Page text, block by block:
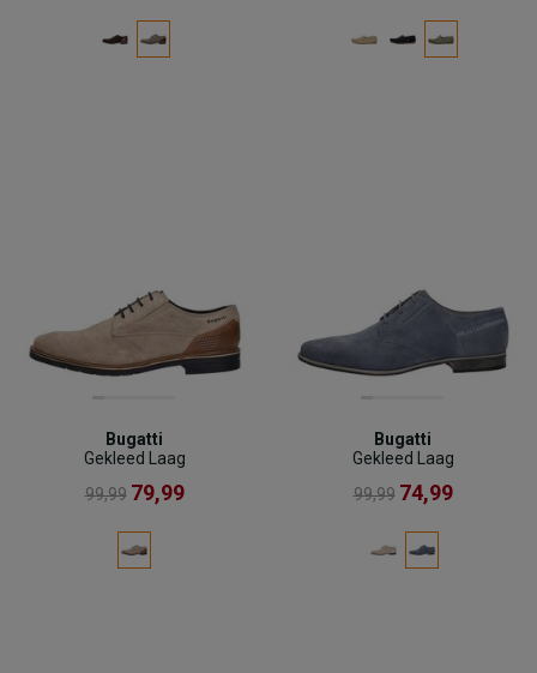
Bugatti
Gekleed Laag
99,99 79,99
Bugatti
Gekleed Laag
99,99 74,99